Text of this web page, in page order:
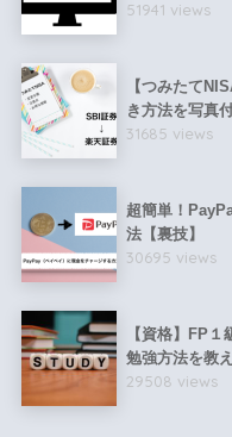
51941 views
【つみたて
き方法を写真
31685 views
超簡単！
法【裏技】
30695 views
【資格】FP
勉強方法を教
29508 views